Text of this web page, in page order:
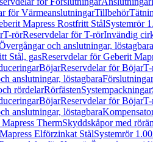
för VärmeanslutningarTillbehör
Mapress Rostfritt StålSystemrör
T-rörReservdelar för T-rörInvändig
och anslutningar, löstagbara
Stål, gasReservdelar för Geberit
BöjarReservdelar för Böjar
anslutningar, löstagbaraFörslutningar
rördelarRörfästenSystempackningar
BöjarReservdelar för Böjar
anslutningar, löstagbara
ThermSkyddskåpor med
Elförzinkat StålSystemrör